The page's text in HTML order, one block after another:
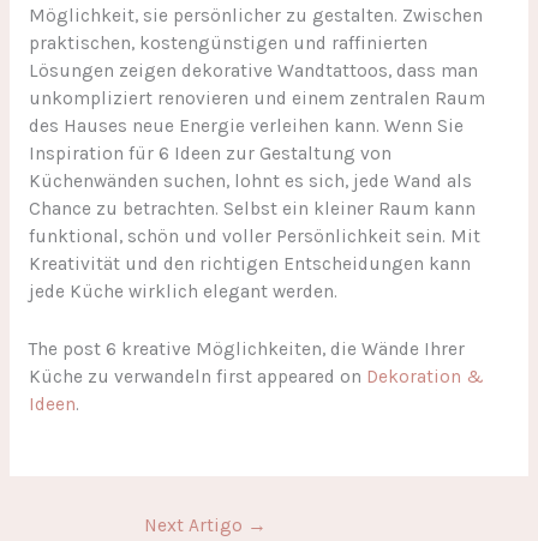
Möglichkeit, sie persönlicher zu gestalten. Zwischen
praktischen, kostengünstigen und raffinierten
Lösungen zeigen dekorative Wandtattoos, dass man
unkompliziert renovieren und einem zentralen Raum
des Hauses neue Energie verleihen kann. Wenn Sie
Inspiration für 6 Ideen zur Gestaltung von
Küchenwänden suchen, lohnt es sich, jede Wand als
Chance zu betrachten. Selbst ein kleiner Raum kann
funktional, schön und voller Persönlichkeit sein. Mit
Kreativität und den richtigen Entscheidungen kann
jede Küche wirklich elegant werden.
The post 6 kreative Möglichkeiten, die Wände Ihrer
Küche zu verwandeln first appeared on Dekoration &
Ideen.
Next Artigo →